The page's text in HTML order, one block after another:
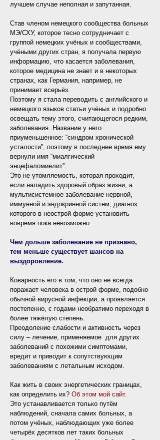
лучшем случае неполная и запутанная.
Став членом немецкого сообщества больных
МЭ/СХУ, которое тесно сотрудничает с
группой немецких учёных и сообществами,
учёными других стран, я получала первую
информацию, что касается заболевания,
которое медицина не знает и в некоторых
странах, как Германия, например, не
принимает всерьёз.
Поэтому я стала переводить с английского и
немецкого языков статьи учёных и подробно
освещать тему этого, считающегося редким,
заболевания. Название у него
приуменьшенное: “синдром хронической
усталости”, поэтому в последнее время ему
вернули имя “миалгический
энцефаломиелит”.
​Это не утомляемость, которая проходит,
если наладить здоровый образ жизни, а
мультисистемное заболевание нервной,
иммунной и эндокринной систем, диагноз
которого в неострой форме установить
вовремя пока невозможно.
Чем дольше заболевание не признано,
тем меньше существует шансов на
выздоровление.
Коварность его в том, что оно не всегда
поражает человека в острой форме, подобно
обычной вирусной инфекции, а проявляется
постепенно, с годами необратимо переходя в
более тяжёлую степень.
​Преодоление слабости и активность через
силу ‒ лечение, применяемое для других
заболеваний с похожими симптомами,
вредит и приводит к сопутствующим
заболеваниям с летальным исходом.
Как жить в своих энергетических границах,
как определить их? Об этом мой сайт.
Это устанавливается только путём
наблюдений, сначала самих больных, а
потом учёных, наблюдающих уже более
четырёх десятков лет таких больных